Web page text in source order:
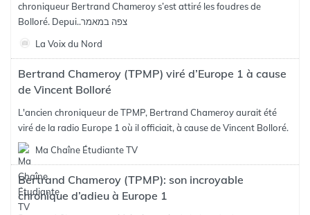
chroniqueur Bertrand Chameroy s’est attiré les foudres de
Bolloré. Depui..צפה במאמר
La Voix du Nord
Bertrand Chameroy (TPMP) viré d’Europe 1 à cause
de Vincent Bolloré
L'ancien chroniqueur de TPMP, Bertrand Chameroy aurait été
viré de la radio Europe 1 où il officiait, à cause de Vincent Bolloré.
Ma Chaîne Étudiante TV
Bertrand Chameroy (TPMP): son incroyable
chronique d’adieu à Europe 1